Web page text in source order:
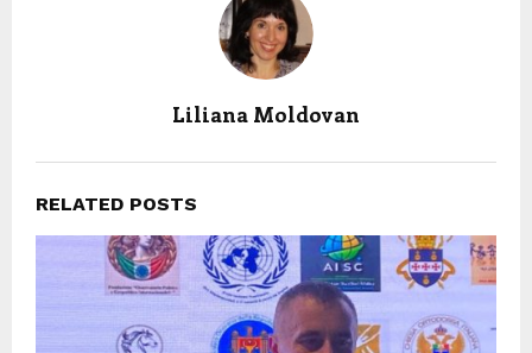
Liliana Moldovan
RELATED POSTS